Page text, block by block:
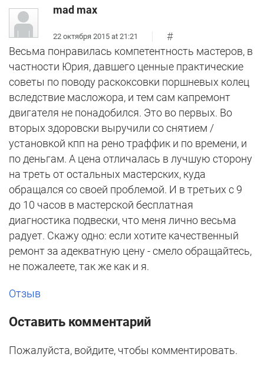
mad max
22 октября 2015 at 21:21
#
Весьма понравилась компетентность мастеров, в
частности Юрия, давшего ценные практические
советы по поводу раскоксовки поршневых колец
вследствие масложора, и тем сам капремонт
двигателя не понадобился. Это во первых. Во
вторых здоровски выручили со снятием /
установкой кпп на рено траффик и по времени, и
по деньгам. А цена отличалась в лучшую сторону
на треть от остальных мастерских, куда
обращался со своей проблемой. И в третьих с 9
до 10 часов в мастерской бесплатная
диагностика подвески, что меня лично весьма
радует. Скажу одно: если хотите качественный
ремонт за адекватную цену - смело обращайтесь,
не пожалеете, так же как и я.
Отзыв
Оставить комментарий
Пожалуйста, войдите, чтобы комментировать.